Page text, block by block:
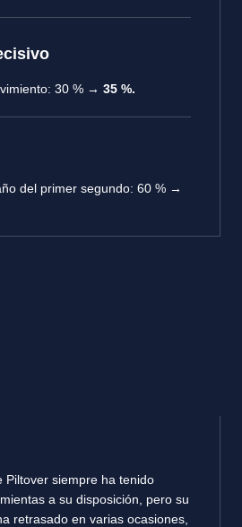
: 30 % → 35 %.
del primer segundo: 60 % →
Piltover siempre ha tenido
a su disposición, pero su
retrasado en varias ocasiones,